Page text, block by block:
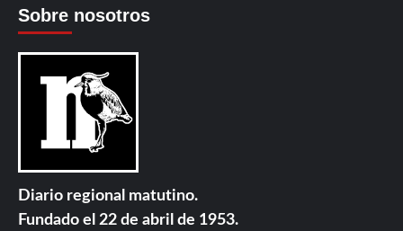
Sobre nosotros
Diario regional matutino.
Fundado el 22 de abril de 1953.